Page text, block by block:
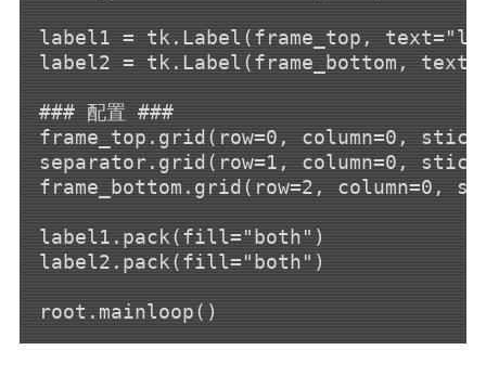
label1 = tk.Label(frame_top,
label2 = tk.Label(frame_bottom,
### 配置 ###
frame_top.grid(row=0, column=0,
separator.grid(row=1, column=0,
frame_bottom.grid(row=2, column=0,
label1.pack(fill="both")
label2.pack(fill="both")